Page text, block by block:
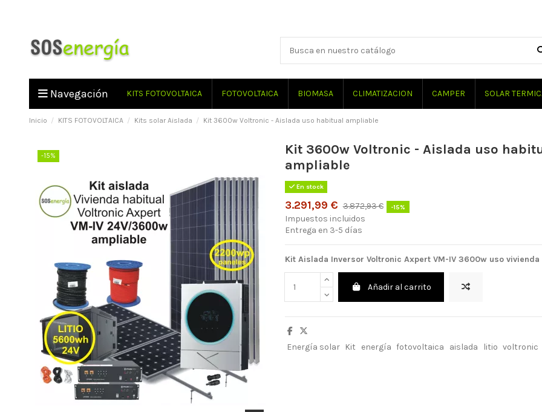
Navegación KITS FOTOVOLTAICA FOTOVOLTAICA BIOMASA CLIMATIZACION CAMPER SOLAR
Inicio KITS FOTOVOLTAICA Kits solar Aislada Kit 3600w Voltronic - Aislada uso habitual ampliable
-15%
Kit 3600w Voltronic - Aislada uso
ampliable
En stock
3.291,99 € 3.872,93 € -15%
Impuestos incluidos
Entrega en 3-5 días
Kit Aislada Inversor Voltronic Axpert VM-IV 3600w uso
Añadir al carrito
Energía solar Kit energía fotovoltaica aislada litio voltronic